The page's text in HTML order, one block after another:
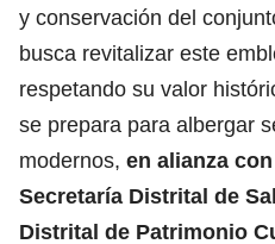
y conservación del
busca revitalizar este
respetando su valor
se prepara para albergar
modernos, en alianza
Secretaría Distrital de
Distrital de Patrimonio